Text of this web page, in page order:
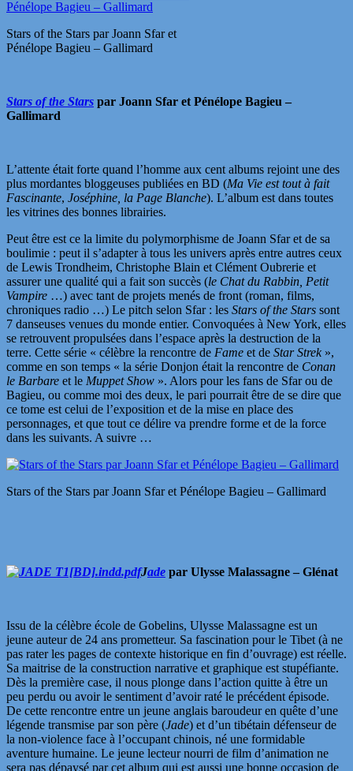
Stars of the Stars par Joann Sfar et
Pénélope Bagieu – Gallimard
Stars of the Stars par Joann Sfar et Pénélope Bagieu –
Gallimard
L’attente était forte quand l’homme aux cent albums rejoint une des
plus mordantes bloggeuses publiées en BD (Ma Vie est tout à fait
Fascinante, Joséphine, la Page Blanche). L’album est dans toutes
les vitrines des bonnes librairies.
Peut être est ce la limite du polymorphisme de Joann Sfar et de sa
boulimie : peut il s’adapter à tous les univers après entre autres ceux
de Lewis Trondheim, Christophe Blain et Clément Oubrerie et
assurer une qualité qui a fait son succès (le Chat du Rabbin, Petit
Vampire …) avec tant de projets menés de front (roman, films,
chroniques radio …) Le pitch selon Sfar : les Stars of the Stars sont
7 danseuses venues du monde entier. Convoquées à New York, elles
se retrouvent propulsées dans l’espace après la destruction de la
terre. Cette série « célèbre la rencontre de Fame et de Star Strek »,
comme en son temps « la série Donjon était la rencontre de Conan
le Barbare et le Muppet Show ». Alors pour les fans de Sfar ou de
Bagieu, ou comme moi des deux, le pari pourrait être de se dire que
ce tome est celui de l’exposition et de la mise en place des
personnages, et que tout ce délire va prendre forme et de la force
dans les suivants. A suivre …
Stars of the Stars par Joann Sfar et Pénélope Bagieu – Gallimard
Jade par Ulysse Malassagne – Glénat
Issu de la célèbre école de Gobelins, Ulysse Malassagne est un
jeune auteur de 24 ans prometteur. Sa fascination pour le Tibet (à ne
pas rater les pages de contexte historique en fin d’ouvrage) est réelle.
Sa maitrise de la construction narrative et graphique est stupéfiante.
Dès la première case, il nous plonge dans l’action quitte à être un
peu perdu ou avoir le sentiment d’avoir raté le précédent épisode.
De cette rencontre entre un jeune anglais baroudeur en quête d’une
légende transmise par son père (Jade) et d’un tibétain défenseur de
la non-violence face à l’occupant chinois, né une formidable
aventure humaine. Le jeune lecteur nourri de film d’animation ne
sera pas dépaysé par cet album qui est aussi une bonne occasion de